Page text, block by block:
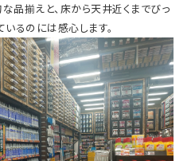
品揃えと、床から天井近くまでびっ
いるのには感心します。